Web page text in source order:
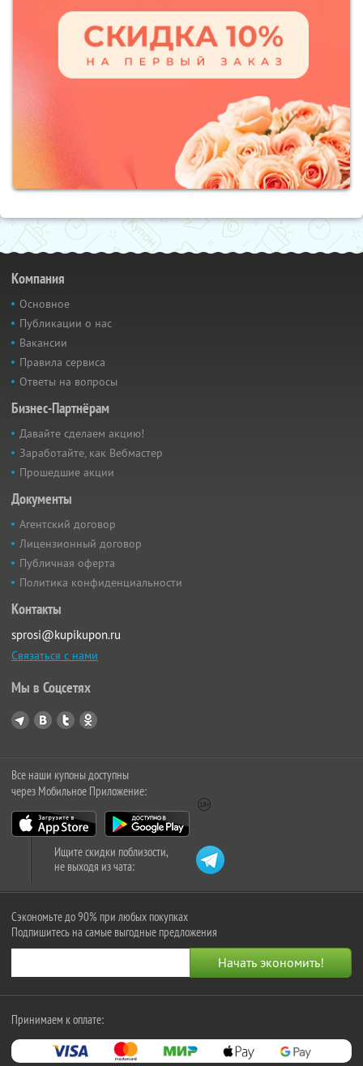
Компания
Основное
Публикации о нас
Вакансии
Правила сервиса
Ответы на вопросы
Бизнес-Партнёрам
Давайте сделаем акцию!
Заработайте, как Вебмастер
Прошедшие акции
Документы
Агентский договор
Лицензионный договор
Публичная оферта
Политика конфиденциальности
Контакты
sprosi@kupikupon.ru
Связаться с нами
Мы в Соцсетях
Все наши купоны доступны
через Мобильное Приложение:
Ищите скидки поблизости,
не выходя из чата:
Сэкономьте до 90% при любых покупках
Подпишитесь на самые выгодные предложения
Принимаем к оплате: